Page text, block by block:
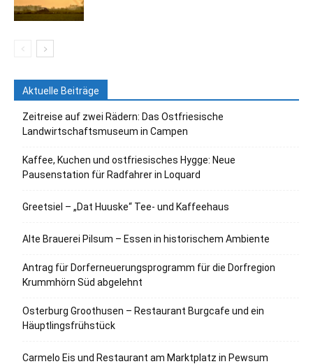
Aktuelle Beiträge
Zeitreise auf zwei Rädern: Das Ostfriesische
Landwirtschaftsmuseum in Campen
Kaffee, Kuchen und ostfriesisches Hygge: Neue
Pausenstation für Radfahrer in Loquard
Greetsiel – „Dat Huuske“ Tee- und Kaffeehaus
Alte Brauerei Pilsum – Essen in historischem Ambiente
Antrag für Dorferneuerungsprogramm für die Dorfregion
Krummhörn Süd abgelehnt
Osterburg Groothusen – Restaurant Burgcafe und ein
Häuptlingsfrühstück
Carmelo Eis und Restaurant am Marktplatz in Pewsum